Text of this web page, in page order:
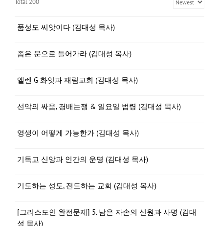
Total 200
품성도 씨앗이다 (김대성 목사)
좁은 문으로 들어가라 (김대성 목사)
엘렌 G 화잇과 재림교회 (김대성 목사)
선악의 싸움, 경배논쟁 & 일요일 법령 (김대성 목사)
영생이 어떻게 가능한가 (김대성 목사)
기독교 신앙과 인간의 운명 (김대성 목사)
기도하는 성도, 전도하는 교회 (김대성 목사)
[그리스도인 완전문제] 5. 남은 자손의 신원과 사명 (김대
성 목사)